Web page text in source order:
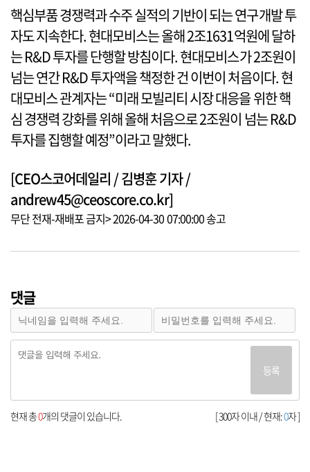
핵심부품 경쟁력과 수주 실적의 기반이 되는 연구개발 투
자도 지속한다. 현대모비스는 올해 2조1631억원에 달하
는 R&D 투자를 단행할 방침이다. 현대모비스가 2조원이
넘는 연간 R&D 투자액을 책정한 건 이번이 처음이다. 현
대모비스 관계자는 “미래 모빌리티 시장 대응을 위한 핵
심 경쟁력 강화를 위해 올해 처음으로 2조원이 넘는 R&D
투자를 집행할 예정”이라고 말했다.
[CEO스코어데일리 / 김병훈 기자 /
andrew45@ceoscore.co.kr]
무단 전재-재배포 금지> 2026-04-30 07:00:00 송고
댓글
등록
[ 300자 이내 / 현재:0자 ]
현재 총0개의 댓글이 있습니다.